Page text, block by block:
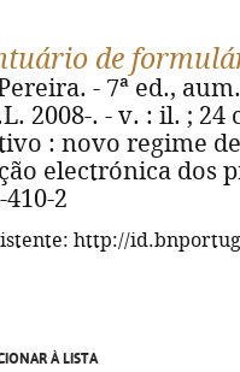
de
- 7ª ed.,
2008-. - v. : il. ; 24
: novo regime
electrónica dos
410-2
http://
À LISTA